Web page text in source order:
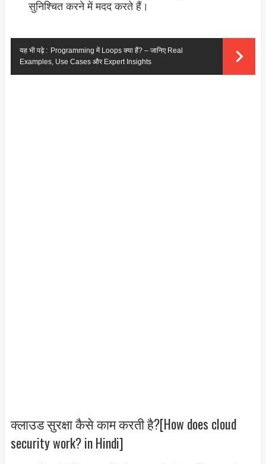
सुनिश्चित करने में मदद करते हैं।
यह भी पढ़े : Programming में Loops क्या हैं? – जानिए Real
Examples, Use Cases और Expert Insights
क्लाउड सुरक्षा कैसे काम करती है?[How does cloud
security work? in Hindi]